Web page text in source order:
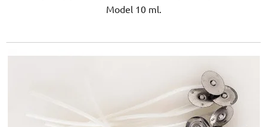
Model 10 ml.